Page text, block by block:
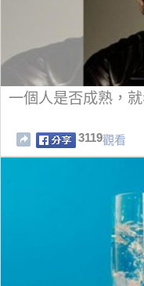
一個人是否成熟，
3119觀看